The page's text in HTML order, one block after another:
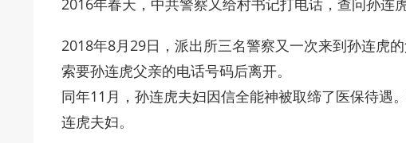
2016年春天，中共警察又给村书记打电话，查问孙连
2018年8月29日，派出所三名警察又一次来到孙连虎
索要孙连虎父亲的电话号码后离开。
同年11月，孙连虎夫妇因信全能神被取缔了医保待遇
连虎夫妇。